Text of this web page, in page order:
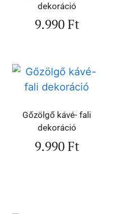
dekoráció
9.990Ft
Gőzölgő kávé- fali
dekoráció
9.990Ft